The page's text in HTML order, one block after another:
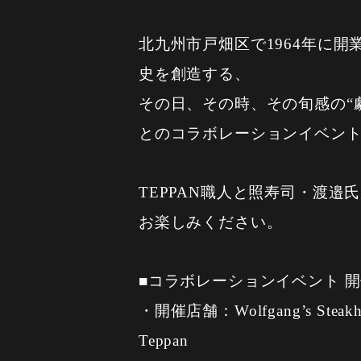
北九州市戸畑区で1964年に開
史を創造する、
その日、その時、その旬感の
とのコラボレーションイベン
TEPPAN職人と照寿司・渡邉
お楽しみください。
■コラボレーションイベント
・開催店舗：Wolfgang’s
Teppan